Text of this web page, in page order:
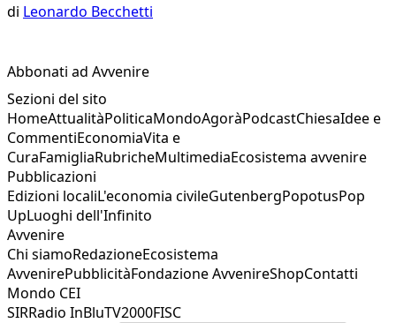
di Leonardo Becchetti
Abbonati ad Avvenire
Sezioni del sito
HomeAttualitàPoliticaMondoAgoràPodcastChiesaIdee e
CommentiEconomiaVita e
CuraFamigliaRubricheMultimediaEcosistema avvenire
Pubblicazioni
Edizioni localiL'economia civileGutenbergPopotusPop
UpLuoghi dell'Infinito
Avvenire
Chi siamoRedazioneEcosistema
AvvenirePubblicitàFondazione AvvenireShopContatti
Mondo CEI
SIRRadio InBluTV2000FISC